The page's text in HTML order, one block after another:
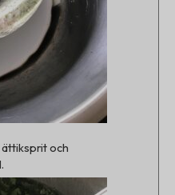
ättiksprit och